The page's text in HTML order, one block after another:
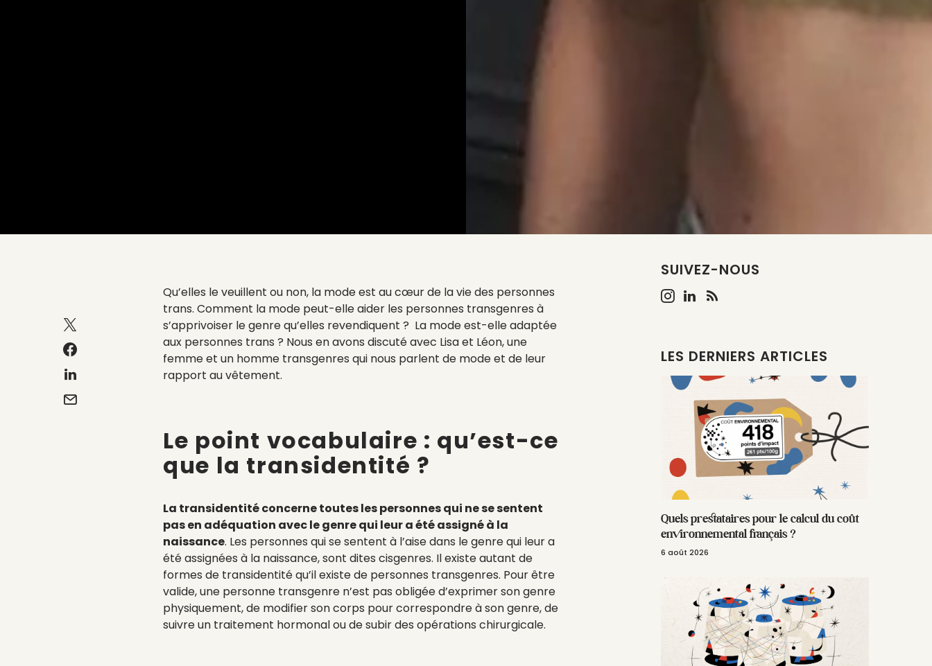
Qu’elles le veuillent ou non, la mode est au cœur de la vie des personnes
trans.Comment la mode peut-elle aider les personnes transgenres à
s’apprivoiser le genre qu’elles revendiquent ? La mode est-elle adaptée
aux personnes trans ? Nous en avons discuté avec Lisa et Léon, une
femme et un homme transgenres qui nous parlent de mode et de leur
rapport au vêtement.
Le point vocabulaire : qu’est-ce
que la transidentité ?
La transidentité concerne toutes les personnes qui ne se sentent
pas en adéquation avec le genre qui leur a été assigné à la
naissance. Les personnes qui se sentent à l’aise dans le genre qui leur a
été assignées à la naissance, sont dites cisgenres. Il existe autant de
formes de transidentité qu’il existe de personnes transgenres. Pour être
valide, une personne transgenre n’est pas obligée d’exprimer son genre
physiquement, de modifier son corps pour correspondre à son genre, de
suivre un traitement hormonal ou de subir des opérations chirurgicale.
SUIVEZ-NOUS
LES DERNIERS ARTICLES
Quels prestataires pour le calcul du coût
environnemental français ?
6 août 2026